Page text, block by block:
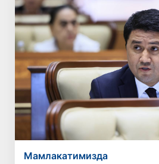
Мамлакатимизда